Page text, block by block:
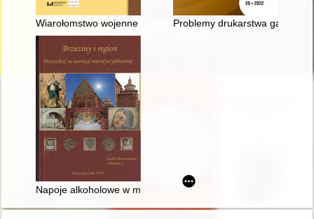
Wiarołomstwo wojenne = Perfidy (war)Problemy drukarstwa
Napoje alkoholowe w miastach centralnej Polski w XVI-XVII